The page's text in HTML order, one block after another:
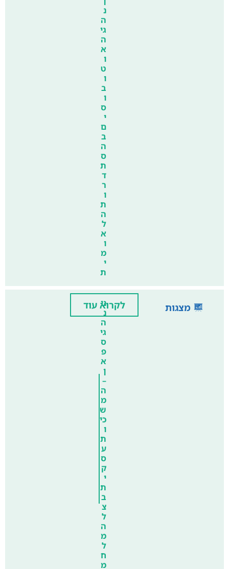
נ
ה
גי
ה
א
ו
ט
ו
ב
ו
ס
י
ם
ב
ה
ס
ת
ד
ר
ו
ת
ה
ל
א
ו
מ
י
ת
מצגות
ני
נ
ה
גי
ס
פ
א
ן
–
ה
מ
ש
כי
ו
ת
ע
ס
ק
י
ת
ב
צ
ל
ה
מ
ל
ח
מ
לקרוא עוד